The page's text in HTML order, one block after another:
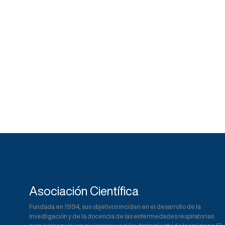
Asociación Científica
Fundada en 1994, sus objetivos inciden en el desarrollo de la
investigación y de la docencia de las enfermedades respiratorias